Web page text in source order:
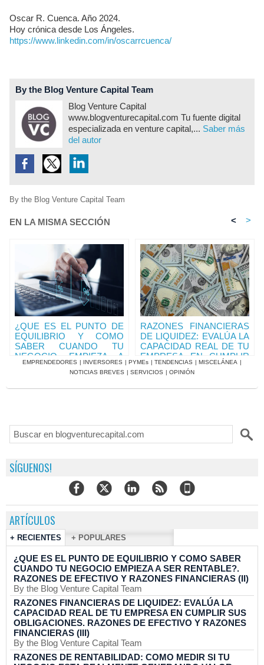
Oscar R. Cuenca. Año 2024.
Hoy crónica desde Los Ángeles.
https://www.linkedin.com/in/oscarrcuenca/
By the Blog Venture Capital Team
Blog Venture Capital
www.blogventurecapital.com Tu fuente digital
especializada en venture capital,... Saber más
del autor
By the Blog Venture Capital Team
EN LA MISMA SECCIÓN < >
¿QUE ES EL PUNTO DE
EQUILIBRIO Y COMO
SABER CUANDO TU
NEGOCIO EMPIEZA A
SER RENTABLE?.
RAZONES DE EFECTIVO
Y RAZONES
RAZONES FINANCIERAS
DE LIQUIDEZ: EVALÚA LA
CAPACIDAD REAL DE TU
EMPRESA EN CUMPLIR
SUS OBLIGACIONES.
RAZONES DE EFECTIVO
Y RAZONES
EMPRENDEDORES | INVERSORES | PYMEs | TENDENCIAS | MISCELÁNEA |
NOTICIAS BREVES | SERVICIOS | OPINIÓN
SÍGUENOS!
ARTÍCULOS
+ RECIENTES + POPULARES
¿QUE ES EL PUNTO DE EQUILIBRIO Y COMO SABER
CUANDO TU NEGOCIO EMPIEZA A SER RENTABLE?.
RAZONES DE EFECTIVO Y RAZONES FINANCIERAS (II)
By the Blog Venture Capital Team
RAZONES FINANCIERAS DE LIQUIDEZ: EVALÚA LA
CAPACIDAD REAL DE TU EMPRESA EN CUMPLIR SUS
OBLIGACIONES. RAZONES DE EFECTIVO Y RAZONES
FINANCIERAS (III)
By the Blog Venture Capital Team
RAZONES DE RENTABILIDAD: COMO MEDIR SI TU